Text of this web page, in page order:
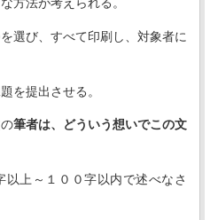
方法が考えられる。
選び、すべて印刷し、対象者に
を提出させる。
筆者は、どういう想いでこの文
上～１００字以内で述べなさ